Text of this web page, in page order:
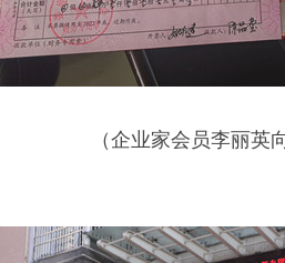
（企业家会员李丽英